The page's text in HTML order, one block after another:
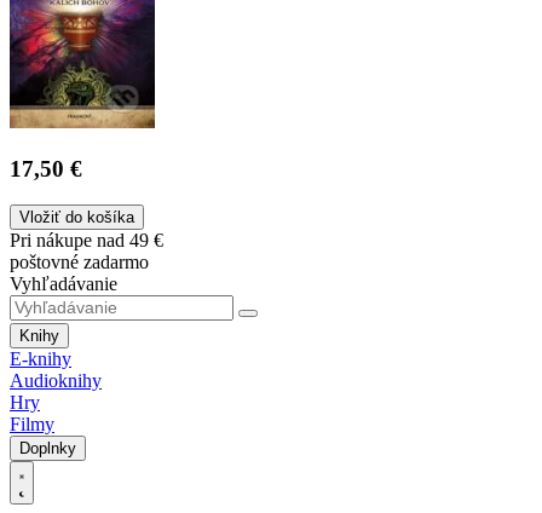
17,50 €
Vložiť do košíka
Pri nákupe nad 49 €
poštovné zadarmo
Vyhľadávanie
Knihy
E-knihy
Audioknihy
Hry
Filmy
Doplnky